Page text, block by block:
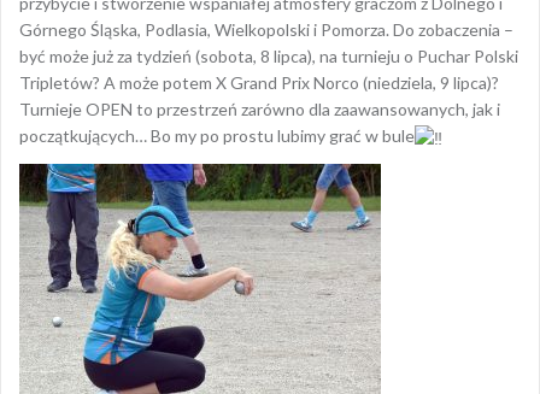
Górnego Śląska, Podlasia, Wielkopolski i Pomorza. Do zobaczenia –
być może już za tydzień (sobota, 8 lipca), na turnieju o Puchar Polski
Tripletów? A może potem X Grand Prix Norco (niedziela, 9 lipca)?
Turnieje OPEN to przestrzeń zarówno dla zaawansowanych, jak i
początkujących… Bo my po prostu lubimy grać w bule